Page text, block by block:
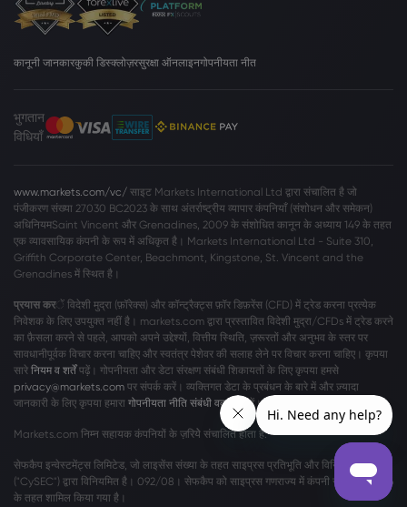
कानूनी जानकारकुकी डिस्क्लोज़रसुरक्षा ऑनलाइनगोपनीयता नीत
भुगतान
विधियाँ
www.markets.com/vc/ साइट Markets International Ltd द्वारा संचालित है जो
पंजीकरण संख्या 27030 BC2023 के साथ अंतर्राष्ट्रीय व्यापार कंपनियाँ (संशोधन और समेकन)
अधिनियमSaint Vincent और Grenadines, 2009 के संशोधित कानून के अध्याय 149 के तहत
एक व्यावसायिक कंपनी के रूप में अधिकृत है। Markets International Ltd - Suite 310,
Griffith Corporate Center, Beachmont, Kingstone, St. Vincent and the
Grenadines में स्थित है।
प्रयास करें विदेशी मुद्रा (फ़ॉरेक्स) और कॉन्ट्रैक्ट्स फ़ॉर डिफ़रेंस (CFD) में ट्रेड करना प्रत्येक
निवेशक के लिए उपयुक्त नहीं है। markets.com द्वारा प्रस्तावित विदेशी मुद्रा/CFDs में ट्रेड करने
का फ़ैसला करने से पहले, आपको अपने उद्देश्यों, वित्तीय स्थिति, ज़रूरतों और अनुभव के स्तर पर
सावधानीपूर्वक विचार करना चाहिए और स्वतंत्र पेशेवर की सलाह लेने पर विचार करना चाहिए। कृपया
सारे नियम व शर्तेंपढ़ें। गोपनीयता और डेटा संरक्षण संबंधी शिकायतों के लिए कृपया हमसे
privacy@markets.com पर संपर्क करें। व्यक्तिगत डेटा के प्रबंधन के बारे में और ज़्यादा
जानकारी के लिए कृपया हमारा गोपनीयता नीति संबंधी वक्तव्य पढ़ें।
Markets.com निम्न सहायक कंपनियों के ज़रियेे संचालित होता है:
सेफकैप इन्वेस्टमेंट्स लिमिटेड, जो लाइसेंस संख्या के तहत साइप्रस प्रतिभूति और विनिमय आयोग
("CySEC") द्वारा विनियमित है। 092/08। सेफकैप को साइप्रस गणराज्य में कंपनी संख्या η186196
के तहत शामिल किया गया है।